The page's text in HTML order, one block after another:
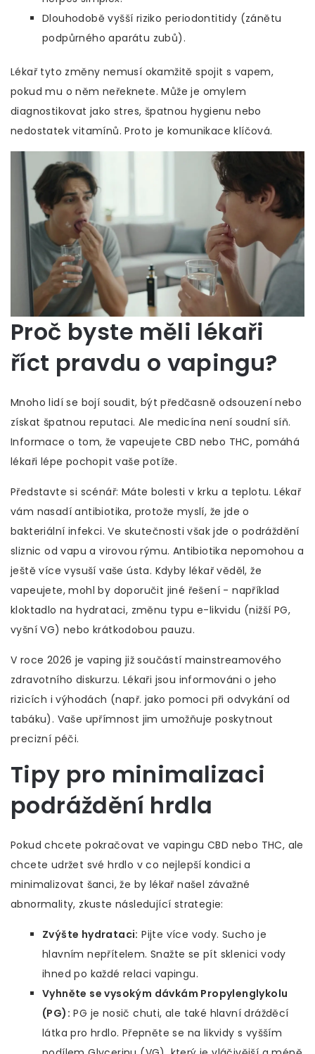
Dlouhodobě vyšší riziko periodontitidy (zánětu
podpůrného aparátu zubů).
Lékař tyto změny nemusí okamžitě spojit s vapem,
pokud mu o něm neřeknete. Může je omylem
diagnostikovat jako stres, špatnou hygienu nebo
nedostatek vitamínů. Proto je komunikace klíčová.
Proč byste měli lékaři
říct pravdu o vapingu?
Mnoho lidí se bojí soudit, být předčasně odsouzení nebo
získat špatnou reputaci. Ale medicína není soudní síň.
Informace o tom, že vapeujete CBD nebo THC, pomáhá
lékaři lépe pochopit vaše potíže.
Představte si scénář: Máte bolesti v krku a teplotu. Lékař
vám nasadí antibiotika, protože myslí, že jde o
bakteriální infekci. Ve skutečnosti však jde o podráždění
sliznic od vapu a virovou rýmu. Antibiotika nepomohou a
ještě více vysuší vaše ústa. Kdyby lékař věděl, že
vapeujete, mohl by doporučit jiné řešení - například
kloktadlo na hydrataci, změnu typu e-likvidu (nižší PG,
vyšní VG) nebo krátkodobou pauzu.
V roce 2026 je vaping již součástí mainstreamového
zdravotního diskurzu. Lékaři jsou informováni o jeho
rizicích i výhodách (např. jako pomoci při odvykání od
tabáku). Vaše upřímnost jim umožňuje poskytnout
precizní péči.
Tipy pro minimalizaci
podráždění hrdla
Pokud chcete pokračovat ve vapingu CBD nebo THC, ale
chcete udržet své hrdlo v co nejlepší kondici a
minimalizovat šanci, že by lékař našel závažné
abnormality, zkuste následující strategie:
Zvýšte hydrataci: Pijte více vody. Sucho je
hlavním nepřítelem. Snažte se pít sklenici vody
ihned po každé relaci vapingu.
Vyhněte se vysokým dávkám Propylenglykolu
(PG): PG je nosič chuti, ale také hlavní drážděcí
látka pro hrdlo. Přepněte se na likvidy s vyšším